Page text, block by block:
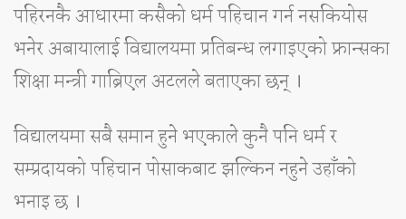
पहिरनकै आधारमा कसैको धर्म पहिचान गर्न नसकियोस
भनेर अबायालाई विद्यालयमा प्रतिबन्ध लगाइएको फ्रान्सका
शिक्षा मन्त्री गाब्रिएल अटलले बताएका छन् ।
विद्यालयमा सबै समान हुने भएकाले कुनै पनि धर्म र
सम्प्रदायको पहिचान पोसाकबाट झल्किन नहुने उहाँको
भनाइ छ ।